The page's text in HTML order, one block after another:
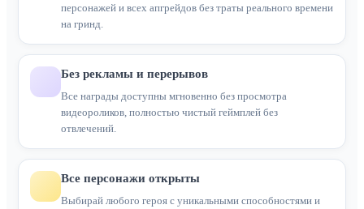
персонажей и всех апгрейдов без траты реального времени
на гринд.
Без рекламы и перерывов
Все награды доступны мгновенно без просмотра
видеороликов, полностью чистый геймплей без
отвлечений.
Все персонажи открыты
Выбирай любого героя с уникальными способностями и